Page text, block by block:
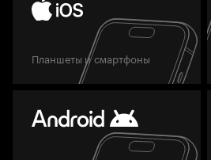
Планшеты и смартфоны